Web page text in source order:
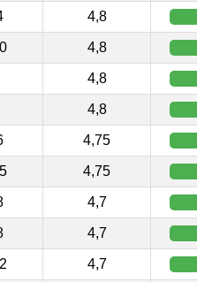
4,8
4,8
4,8
4,8
4,75
4,75
4,7
4,7
4,7